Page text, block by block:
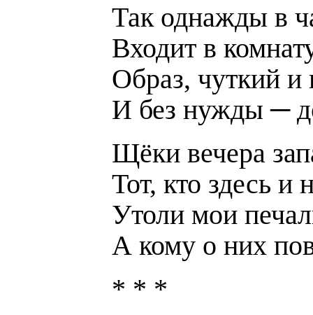
Так однажды в
Входит в
Образ, чуткий и
И без нужды ─
Щёки вечера
Тот, кто здесь и
Утоли мои
А кому о них
* * *